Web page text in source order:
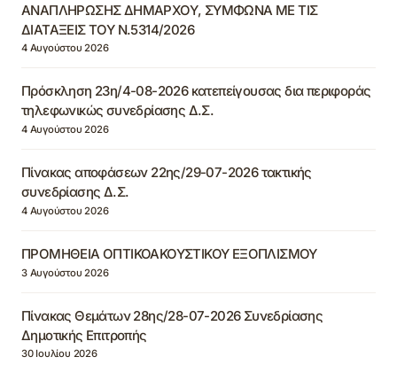
ΑΝΑΠΛΗΡΩΣΗΣ ΔΗΜΑΡΧΟΥ, ΣΥΜΦΩΝΑ ΜΕ ΤΙΣ
ΔΙΑΤΑΞΕΙΣ ΤΟΥ Ν.5314/2026
4 Αυγούστου 2026
Πρόσκληση 23η/4-08-2026 κατεπείγουσας δια περιφοράς
τηλεφωνικώς συνεδρίασης Δ.Σ.
4 Αυγούστου 2026
Πίνακας αποφάσεων 22ης/29-07-2026 τακτικής
συνεδρίασης Δ.Σ.
4 Αυγούστου 2026
ΠΡΟΜΗΘΕΙΑ ΟΠΤΙΚΟΑΚΟΥΣΤΙΚΟΥ ΕΞΟΠΛΙΣΜΟΥ
3 Αυγούστου 2026
Πίνακας Θεμάτων 28ης/28-07-2026 Συνεδρίασης
Δημοτικής Επιτροπής
30 Ιουλίου 2026